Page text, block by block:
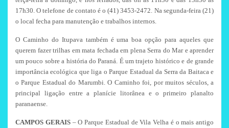
17h30. O telefone de contato é o (41) 3453-2472. Na segunda-feira (21)
o local fecha para manutenção e trabalhos internos.
O Caminho do Itupava também é uma boa opção para aqueles que
querem fazer trilhas em mata fechada em plena Serra do Mar e aprender
um pouco sobre a história do Paraná. É um trajeto histórico e de grande
importância ecológica que liga o Parque Estadual da Serra da Baitaca e
o Parque Estadual do Marumbi. O Caminho foi, por muitos séculos, a
principal ligação entre a planície litorânea e o primeiro planalto
paranaense.
CAMPOS GERAIS– O Parque Estadual de Vila Velha é o mais antigo